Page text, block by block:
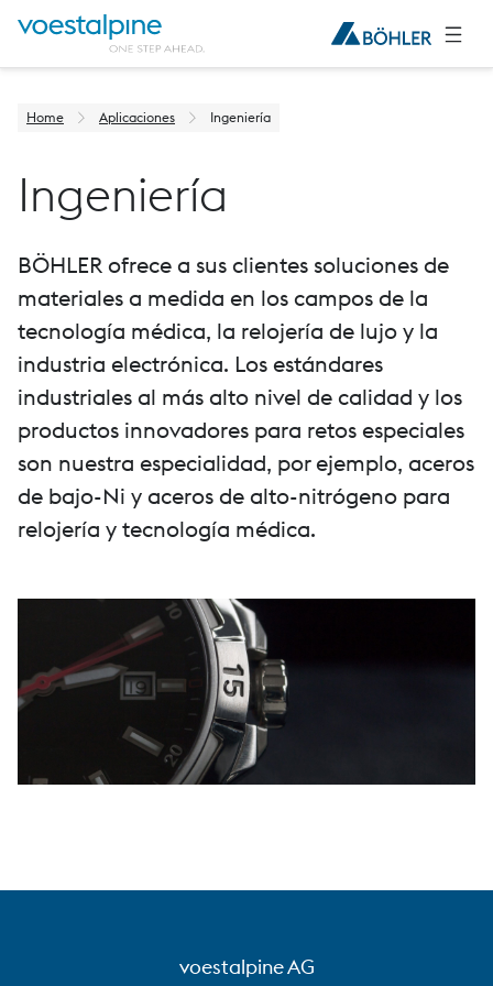
Home Aplicaciones Ingeniería
Ingeniería
BÖHLER ofrece a sus clientes soluciones de
materiales a medida en los campos de la
tecnología médica, la relojería de lujo y la
industria electrónica. Los estándares
industriales al más alto nivel de calidad y los
productos innovadores para retos especiales
son nuestra especialidad, por ejemplo, aceros
de bajo-Ni y aceros de alto-nitrógeno para
relojería y tecnología médica.
voestalpine AG